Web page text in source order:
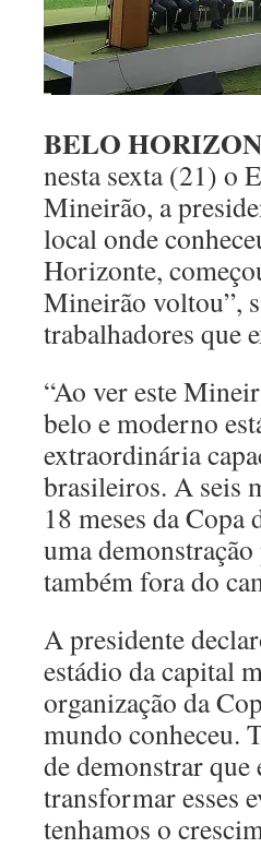
BELO
nesta sexta (21) o
Mineirão, a
local onde
Horizonte,
Mineirão voltou”,
trabalhadores que
“Ao ver este
belo e moderno
extraordinária
brasileiros. A seis
18 meses da
uma
também fora do
A presidente
estádio da capital
organização da
mundo conheceu.
de demonstrar que
transformar esses
tenhamos o